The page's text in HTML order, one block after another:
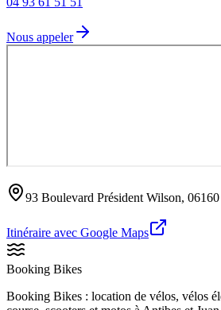
Nous appeler
93 Boulevard Président Wilson,
Itinéraire avec Google Maps
Booking Bikes
Booking Bikes : location de vélos, vélos